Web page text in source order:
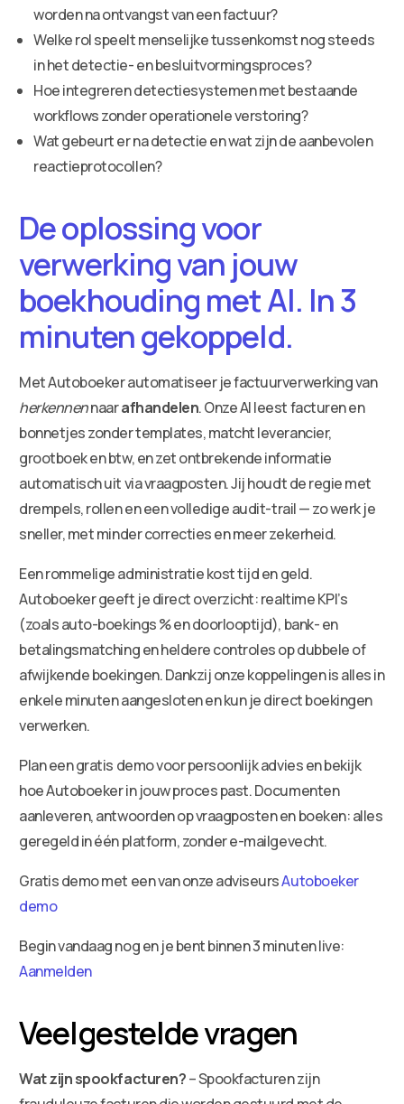
worden na ontvangst van een factuur?
Welke rol speelt menselijke tussenkomst nog steeds
in het detectie- en besluitvormingsproces?
Hoe integreren detectiesystemen met bestaande
workflows zonder operationele verstoring?
Wat gebeurt er na detectie en wat zijn de aanbevolen
reactieprotocollen?
De oplossing voor
verwerking van jouw
boekhouding met AI. In 3
minuten gekoppeld.
Met Autoboeker automatiseer je factuurverwerking van
herkennennaarafhandelen. Onze AI leest facturen en
bonnetjes zonder templates, matcht leverancier,
grootboek en btw, en zet ontbrekende informatie
automatisch uit via vraagposten. Jij houdt de regie met
drempels, rollen en een volledige audit-trail — zo werk je
sneller, met minder correcties en meer zekerheid.
Een rommelige administratie kost tijd en geld.
Autoboeker geeft je direct overzicht: realtime KPI’s
(zoals auto-boekings % en doorlooptijd), bank- en
betalingsmatching en heldere controles op dubbele of
afwijkende boekingen. Dankzij onze koppelingen is alles in
enkele minuten aangesloten en kun je direct boekingen
verwerken.
Plan een gratis demo voor persoonlijk advies en bekijk
hoe Autoboeker in jouw proces past. Documenten
aanleveren, antwoorden op vraagposten en boeken: alles
geregeld in één platform, zonder e-mailgevecht.
Gratis demo met een van onze adviseursAutoboeker
demo
Begin vandaag nog en je bent binnen 3 minuten live:
Aanmelden
Veelgestelde vragen
Wat zijn spookfacturen?– Spookfacturen zijn